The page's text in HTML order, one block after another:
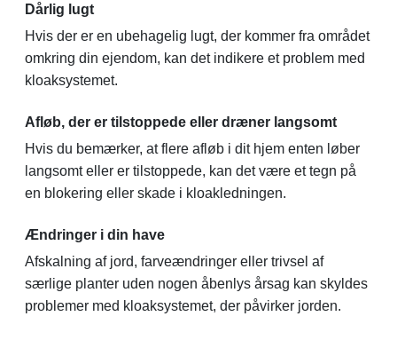
Dårlig lugt
Hvis der er en ubehagelig lugt, der kommer fra området
omkring din ejendom, kan det indikere et problem med
kloaksystemet.
Afløb, der er tilstoppede eller dræner langsomt
Hvis du bemærker, at flere afløb i dit hjem enten løber
langsomt eller er tilstoppede, kan det være et tegn på
en blokering eller skade i kloakledningen.
Ændringer i din have
Afskalning af jord, farveændringer eller trivsel af
særlige planter uden nogen åbenlys årsag kan skyldes
problemer med kloaksystemet, der påvirker jorden.